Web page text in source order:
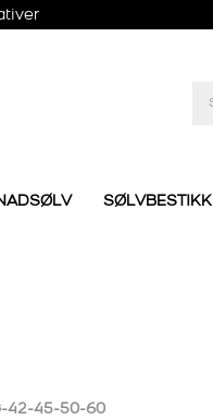
SØLVBESTIKK
42-45-50-60